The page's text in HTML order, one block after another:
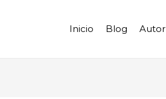
Inicio Blog Autor